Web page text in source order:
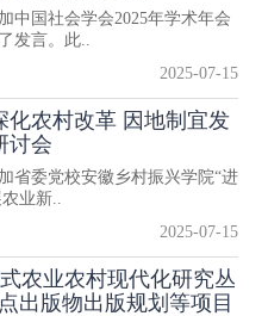
中国社会学会2025年学术年会
发言。此..
2025-07-15
化农村改革 因地制宜发
讨会
省委党校安徽乡村振兴学院“进
业新..
2025-07-15
农业农村现代化研究丛
出版物出版规划等项目